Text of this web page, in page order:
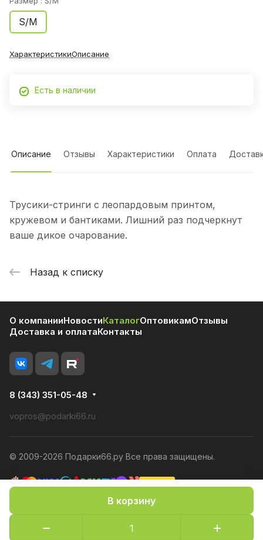
В корзину
S/M
ХарактеристикиОписание
Есть в наличии
Описание Отзывы Характеристики Оплата
Трусики-стринги с леопардовым принтом,
кружевом и бантиками. Лишний раз подчеркнут
ваше дикое очарование.
Назад к списку
О компанииНовостиКаталогОптовикамОтзывы
Доставка и оплатаКонтакты
8 (343) 351-05-48
vopros@podarki66.ru
© 2009-2026 Подарки66.ру Все права защищены.
Политика конфиденциальности